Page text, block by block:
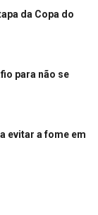
da Copa do
para não se
evitar a fome em